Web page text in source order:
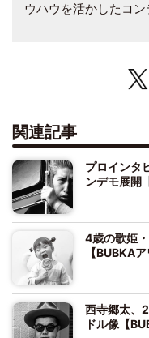
ウハウを活かしたコン
関連記事
プロインタ
ンデモ展開
4歳の歌姫
【BUBKAア
西寺郷太、
ドル像【